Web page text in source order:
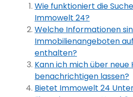
Wie funktioniert die
Immowelt 24?
Welche Informationen
Immobilienangeboten
enthalten?
Kann ich mich über neue
benachrichtigen lassen?
Bietet Immowelt 24